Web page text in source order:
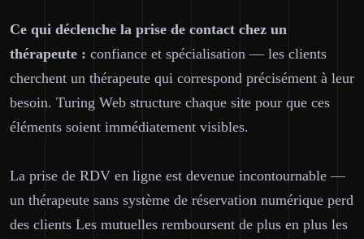
Ce qui déclenche la prise de contact chez un
thérapeute : confiance et spécialisation — les clients
cherchent un thérapeute qui correspond précisément à leur
besoin. Turing Web structure chaque site pour que ces
éléments soient immédiatement visibles.
La prise de RDV en ligne est devenue incontournable —
un thérapeute sans système de réservation numérique perd
des clients Les mutuelles remboursent de plus en plus les